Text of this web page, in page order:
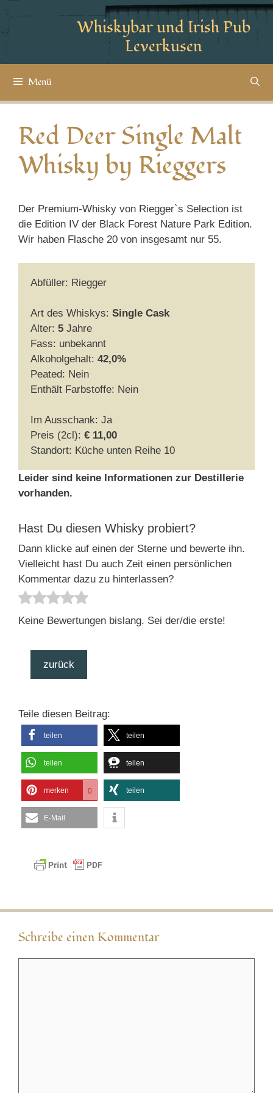
Whiskybar und Irish Pub
Leverkusen
Menü
Red Deer Single Malt
Whisky by Rieggers
Der Premium-Whisky von Riegger`s Selection ist
die Edition IV der Black Forest Nature Park Edition.
Wir haben Flasche 20 von insgesamt nur 55.
Abfüller: Riegger
Art des Whiskys: Single Cask
Alter: 5 Jahre
Fass: unbekannt
Alkoholgehalt: 42,0%
Peated: Nein
Enthält Farbstoffe: Nein
Im Ausschank: Ja
Preis (2cl): € 11,00
Standort: Küche unten Reihe 10
Leider sind keine Informationen zur Destillerie
vorhanden.
Hast Du diesen Whisky probiert?
Dann klicke auf einen der Sterne und bewerte ihn.
Vielleicht hast Du auch Zeit einen persönlichen
Kommentar dazu zu hinterlassen?
Keine Bewertungen bislang. Sei der/die erste!
zurück
Teile diesen Beitrag:
teilen teilen
teilen teilen
merken 0 teilen
E-Mail
Schreibe einen Kommentar